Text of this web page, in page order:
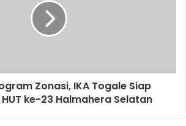
Zonasi, IKA Togale Siap
ke-23 Halmahera Selatan